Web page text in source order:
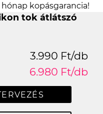
kopásgarancia!
tok átlátszó
3.990 Ft/db
6.980 Ft/db